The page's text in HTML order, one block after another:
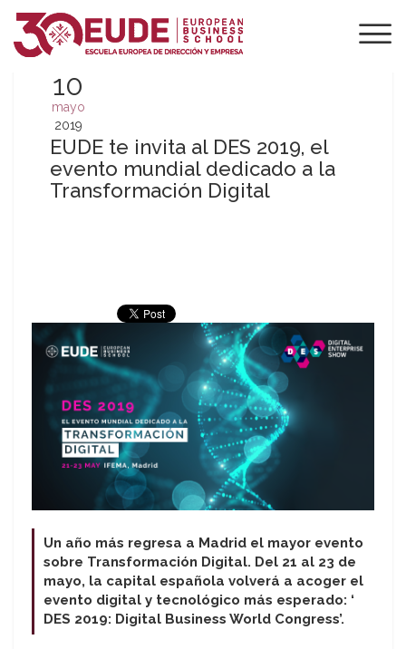
10
mayo
2019
EUDE te invita al DES 2019, el
evento mundial dedicado a la
Transformación Digital
Un año más regresa a Madrid el mayor evento
sobre Transformación Digital. Del 21 al 23 de
mayo, la capital española volverá a acoger el
evento digital y tecnológico más esperado: ‘
DES 2019: Digital Business World Congress’.